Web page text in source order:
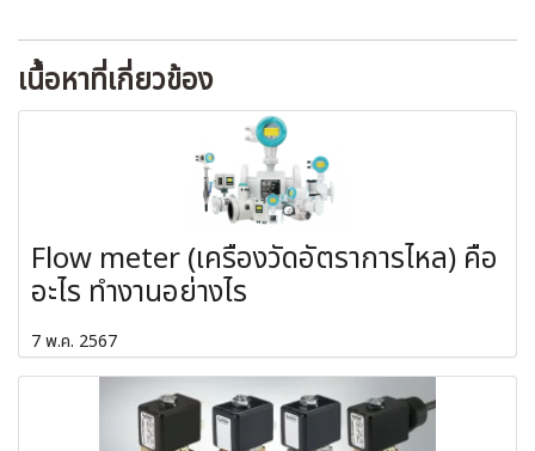
เนื้อหาที่เกี่ยวข้อง
Flow meter (เครื่องวัดอัตราการไหล) คือ
อะไร ทำงานอย่างไร
7 พ.ค. 2567